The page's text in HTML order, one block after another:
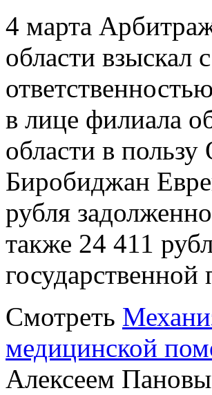
4 марта
области взыскал
в лице филиала
области в
Биробиджан
рубля
также 24 411
Смотреть
медицинской
Алексеем